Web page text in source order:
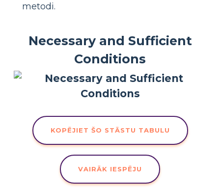
metodi.
Necessary and Sufficient
Conditions
KOPĒJIET ŠO STĀSTU TABULU
VAIRĀK IESPĒJU